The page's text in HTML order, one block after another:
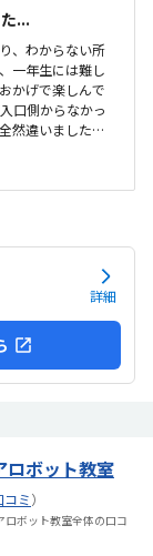
...
、わからない所
一年生には難し
かげで楽しんで
口側からなかっ
然違いました。
したが、全体的
ぱり月2回にして
マイクラで遊ん
詳細
ロボット教室
ミ）
ボット教室全体の口コ